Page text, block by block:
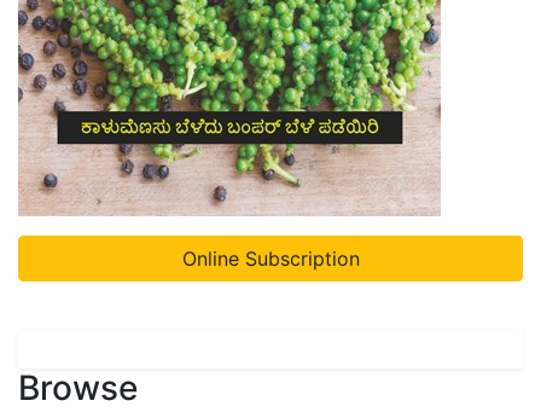
Online Subscription
Browse